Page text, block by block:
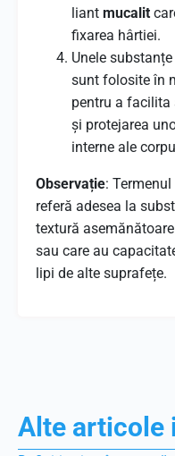
liant mucalit
fixarea hârtiei.
Unele substanțe
sunt folosite în
pentru a facilita
și protejarea
interne ale
Observație:
referă adesea la
textură
sau care au
lipi de alte suprafețe.
Alte articole